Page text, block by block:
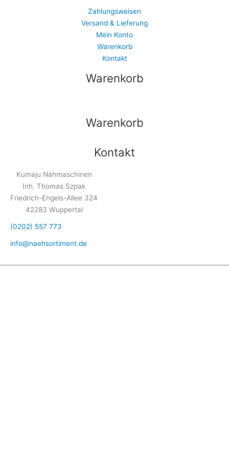
Zahlungsweisen
Versand & Lieferung
Mein Konto
Warenkorb
Kontakt
Warenkorb
Warenkorb
Kontakt
Kumaju Nähmaschinen
Inh. Thomas Szpak
Friedrich-Engels-Allee 324
42283 Wuppertal
(0202) 557 773
info@naehsortiment.de